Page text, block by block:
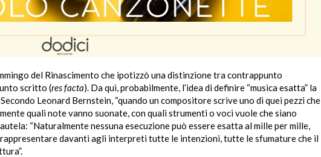
del Rinascimento che ipotizzò una distinzione tra contrappunto
scritto (res facta). Da qui, probabilmente, l’idea di definire “musica esatta” la
Leonard Bernstein, “quando un compositore scrive uno di quei pezzi che
quali note vanno suonate, con quali strumenti o voci vuole che siano
“Naturalmente nessuna esecuzione può essere esatta al mille per mille,
davanti agli interpreti tutte le intenzioni, tutte le sfumature che il